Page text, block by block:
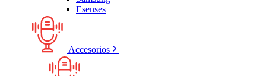
Esenses
Accesorios